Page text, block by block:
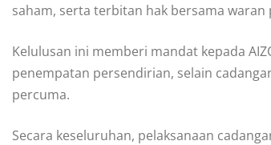
saham, serta terbitan hak bersama waran
Kelulusan ini memberi mandat kepada
penempatan persendirian, selain
percuma.
Secara keseluruhan, pelaksanaan